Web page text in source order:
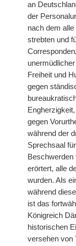
an
der
nach dem
strebten und
Freiheit und
gegen
gegen
während der
Sprechsaal
Beschwerden
erörtert, alle
wurden. Als
während
ist das
Königreich
historischen
versehen von